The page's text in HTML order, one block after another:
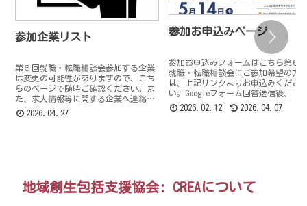
参加企業リスト
第６回就職・転職相談会参加する企業
は変更の可能性がありますので、こち
らのぺージで随時ご確認ください。ま
た、求人情報等に関する企業へ連絡
は、大変ご迷惑となりますのでお控え
いただくようお願いします。すべて障
2026.04.27
参加お申込みページ
参加お申込みフォームはこちら第６
就職・転職相談会にご参加希望の方
は、上記リンクよりお申込みくださ
い。Googleフォーム回答送信後、 よ
登録完了メールをお送りいたします
お申込み締切日 ２０２６年５月１
2026.02.12 2026.04.07
地域創生包括支援協会: CREAについて